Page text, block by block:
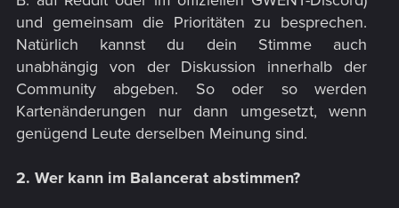
und gemeinsam die Prioritäten zu besprechen.
Natürlich kannst du dein Stimme auch
unabhängig von der Diskussion innerhalb der
Community abgeben. So oder so werden
Kartenänderungen nur dann umgesetzt, wenn
genügend Leute derselben Meinung sind.​
2. Wer kann im Balancerat abstimmen?